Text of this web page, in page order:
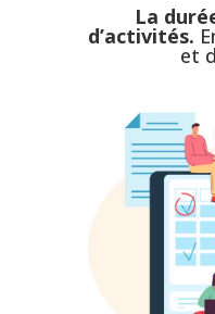
La
d’activités.
et